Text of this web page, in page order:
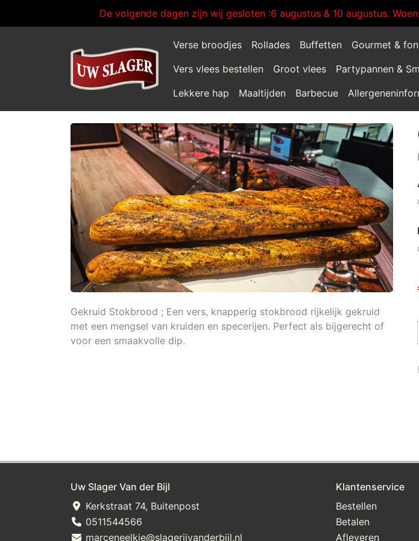
De volgende dagen zijn wij gesloten :6 augustus & 10 augustus.
Verse broodjes Rollades Buffetten Gourmet &
Vers vlees bestellen
Groot vlees Partypannen &
Lekkere hap
Maaltijden Barbecue
Gekruid Stokbrood ; Een vers, knapperig stokbrood rijkelijk gekruid
met een mengsel van kruiden en specerijen. Perfect als bijgerecht of
voor een smaakvolle dip.
Uw Slager Van der Bijl
Kerkstraat 74, Buitenpost
0511544566
marceneelkje@slagerijvanderbijl.nl
Klantenservice
Bestellen
Betalen
Afleveren